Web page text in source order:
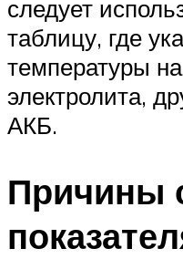
следует
таблицу, где
температуры
электролита,
АКБ.
Причины